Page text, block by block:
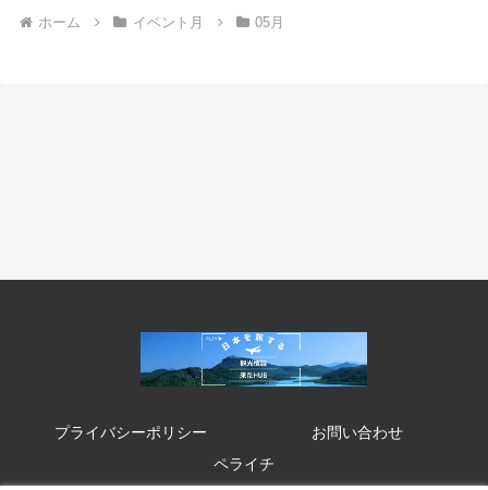
ホーム イベント月 05月
プライバシーポリシー
お問い合わせ
ペライチ